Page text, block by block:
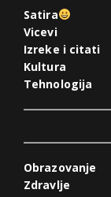
Satira
Vicevi
Izreke i citati
Kultura
Tehnologija
Obrazovanje
Zdravlje